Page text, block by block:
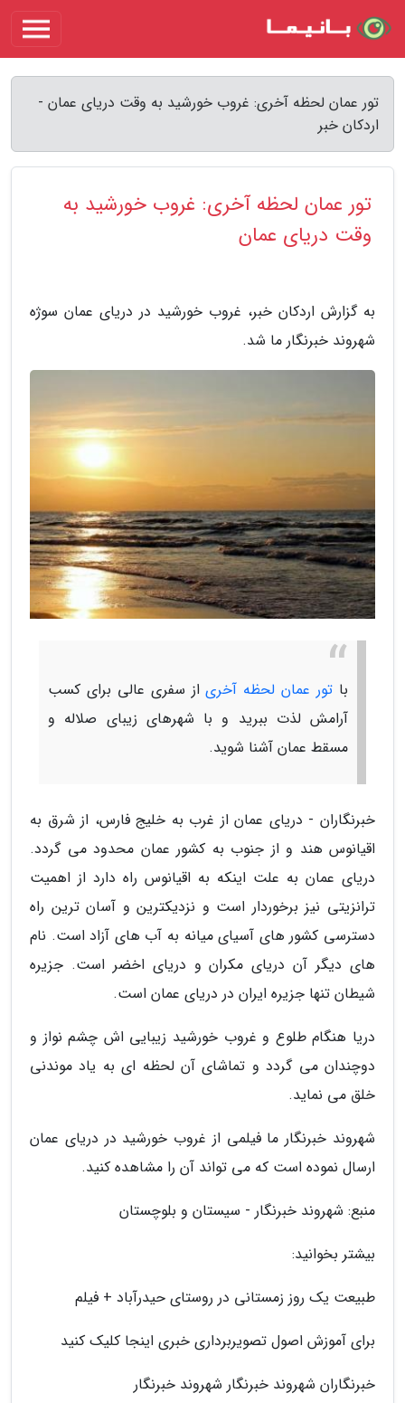
تور عمان لحظه آخری: غروب خورشید به وقت دریای عمان -
اردکان خبر
تور عمان لحظه آخری: غروب خورشید به
وقت دریای عمان
به گزارش اردکان خبر، غروب خورشید در دریای عمان سوژه
شهروند خبرنگار ما شد.
با تور عمان لحظه آخریاز سفری عالی برای کسب
آرامش لذت ببرید و با شهرهای زیبای صلاله و
مسقط عمان آشنا شوید.
خبرنگاران - دریای عمان از غرب به خلیج فارس، از شرق به
اقیانوس هند و از جنوب به کشور عمان محدود می گردد.
دریای عمان به علت اینکه به اقیانوس راه دارد از اهمیت
ترانزیتی نیز برخوردار است و نزدیکترین و آسان ترین راه
دسترسی کشور های آسیای میانه به آب های آزاد است. نام
های دیگر آن دریای مکران و دریای اخضر است. جزیره
شیطان تنها جزیره ایران در دریای عمان است.
دریا هنگام طلوع و غروب خورشید زیبایی اش چشم نواز و
دوچندان می گردد و تماشای آن لحظه ای به یاد موندنی
خلق می نماید.
شهروند خبرنگار ما فیلمی از غروب خورشید در دریای عمان
ارسال نموده است که می تواند آن را مشاهده کنید.
منبع: شهروند خبرنگار - سیستان و بلوچستان
بیشتر بخوانید:
طبیعت یک روز زمستانی در روستای حیدرآباد + فیلم
برای آموزش اصول تصویربرداری خبری اینجا کلیک کنید
خبرنگاران شهروند خبرنگار شهروند خبرنگار